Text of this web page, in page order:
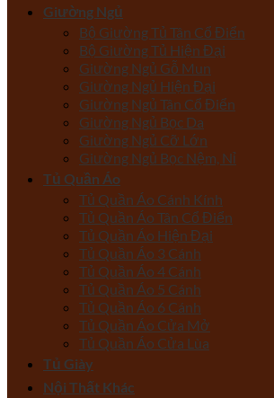
Giường Ngủ
Bộ Giường Tủ Tân Cổ Điển
Bộ Giường Tủ Hiện Đại
Giường Ngủ Gỗ Mun
Giường Ngủ Hiện Đại
Giường Ngủ Tân Cổ Điển
Giường Ngủ Bọc Da
Giường Ngủ Cỡ Lớn
Giường Ngủ Bọc Nệm, Nỉ
Tủ Quần Áo
Tủ Quần Áo Cánh Kính
Tủ Quần Áo Tân Cổ Điển
Tủ Quần Áo Hiện Đại
Tủ Quần Áo 3 Cánh
Tủ Quần Áo 4 Cánh
Tủ Quần Áo 5 Cánh
Tủ Quần Áo 6 Cánh
Tủ Quần Áo Cửa Mở
Tủ Quần Áo Cửa Lùa
Tủ Giày
Nội Thất Khác